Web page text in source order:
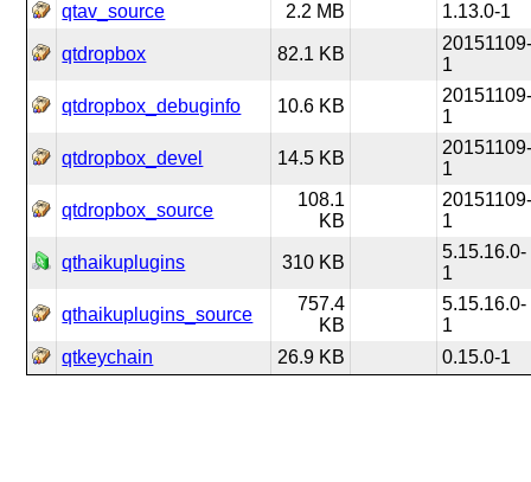
qtav_source
2.2 MB 1.13.0-1
qtdropbox 82.1 KB
1
qtdropbox_debuginfo 10.6 KB
1
qtdropbox_devel 14.5 KB
1
qtdropbox_source
108.1
KB
1
qthaikuplugins 310 KB
5.15.16.0-
1
qthaikuplugins_source
757.4
KB
5.15.16.0-
1
qtkeychain
26.9 KB 0.15.0-1